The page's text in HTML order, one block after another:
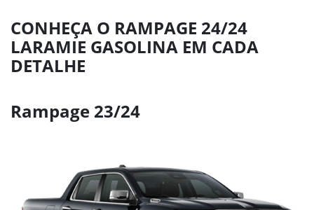
CONHEÇA O RAMPAGE 24/24
LARAMIE GASOLINA EM CADA
DETALHE
Rampage 23/24